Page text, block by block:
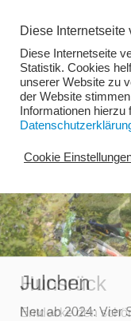
Inhalt
springen
Menü
Julchen
Neu ab 2024: Vier
Hunsrück
Entdecke den
Diese
Diese Internetseite
Statistik. Cookies
unserer Website zu
der Website
Informationen
Cookie